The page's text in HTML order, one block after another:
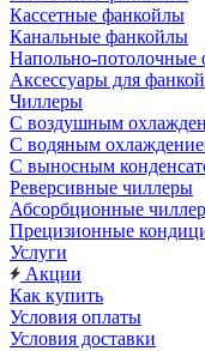
Кассетные фанкойлы
Канальные фанкойлы
Напольно-потолочные
Аксессуары для
Чиллеры
С воздушным
С водяным
С выносным
Реверсивные чиллеры
Абсорбционные
Прецизионные
Услуги
Акции
Как купить
Условия оплаты
Условия доставки